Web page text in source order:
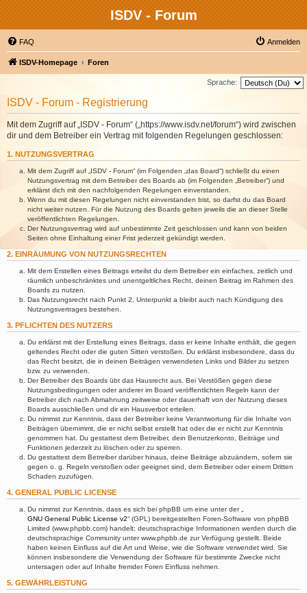
ISDV - Forum
FAQ Anmelden
ISDV-Homepage Foren
Sprache:
ISDV - Forum - Registrierung
Mit dem Zugriff auf „ISDV - Forum“ („https://www.isdv.net/forum“) wird zwischen
dir und dem Betreiber ein Vertrag mit folgenden Regelungen geschlossen:
1. NUTZUNGSVERTRAG
Mit dem Zugriff auf „ISDV - Forum“ (im Folgenden „das Board“) schließt du einen
Nutzungsvertrag mit dem Betreiber des Boards ab (im Folgenden „Betreiber“) und
erklärst dich mit den nachfolgenden Regelungen einverstanden.
Wenn du mit diesen Regelungen nicht einverstanden bist, so darfst du das Board
nicht weiter nutzen. Für die Nutzung des Boards gelten jeweils die an dieser Stelle
veröffentlichten Regelungen.
Der Nutzungsvertrag wird auf unbestimmte Zeit geschlossen und kann von beiden
Seiten ohne Einhaltung einer Frist jederzeit gekündigt werden.
2. EINRÄUMUNG VON NUTZUNGSRECHTEN
Mit dem Erstellen eines Beitrags erteilst du dem Betreiber ein einfaches, zeitlich und
räumlich unbeschränktes und unentgeltliches Recht, deinen Beitrag im Rahmen des
Boards zu nutzen.
Das Nutzungsrecht nach Punkt 2, Unterpunkt a bleibt auch nach Kündigung des
Nutzungsvertrages bestehen.
3. PFLICHTEN DES NUTZERS
Du erklärst mit der Erstellung eines Beitrags, dass er keine Inhalte enthält, die gegen
geltendes Recht oder die guten Sitten verstoßen. Du erklärst insbesondere, dass du
das Recht besitzt, die in deinen Beiträgen verwendeten Links und Bilder zu setzen
bzw. zu verwenden.
Der Betreiber des Boards übt das Hausrecht aus. Bei Verstößen gegen diese
Nutzungsbedingungen oder anderer im Board veröffentlichten Regeln kann der
Betreiber dich nach Abmahnung zeitweise oder dauerhaft von der Nutzung dieses
Boards ausschließen und dir ein Hausverbot erteilen.
Du nimmst zur Kenntnis, dass der Betreiber keine Verantwortung für die Inhalte von
Beiträgen übernimmt, die er nicht selbst erstellt hat oder die er nicht zur Kenntnis
genommen hat. Du gestattest dem Betreiber, dein Benutzerkonto, Beiträge und
Funktionen jederzeit zu löschen oder zu sperren.
Du gestattest dem Betreiber darüber hinaus, deine Beiträge abzuändern, sofern sie
gegen o. g. Regeln verstoßen oder geeignet sind, dem Betreiber oder einem Dritten
Schaden zuzufügen.
4. GENERAL PUBLIC LICENSE
Du nimmst zur Kenntnis, dass es sich bei phpBB um eine unter der „
GNU General Public License v2“ (GPL) bereitgestellten Foren-Software von phpBB
Limited (www.phpbb.com) handelt; deutschsprachige Informationen werden durch die
deutschsprachige Community unter www.phpbb.de zur Verfügung gestellt. Beide
haben keinen Einfluss auf die Art und Weise, wie die Software verwendet wird. Sie
können insbesondere die Verwendung der Software für bestimmte Zwecke nicht
untersagen oder auf Inhalte fremder Foren Einfluss nehmen.
5. GEWÄHRLEISTUNG